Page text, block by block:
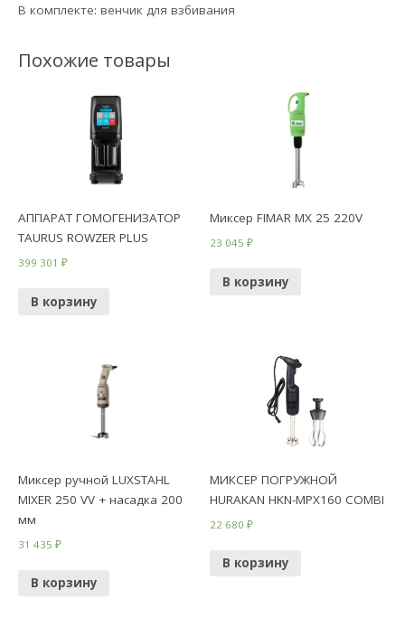
В комплекте: венчик для взбивания
Похожие товары
АППАРАТ ГОМОГЕНИЗАТОР
TAURUS ROWZER PLUS
399 301₽
В корзину
Миксер FIMAR MX 25 220V
23 045₽
В корзину
Миксер ручной LUXSTAHL
MIXER 250 VV + насадка 200
мм
31 435₽
В корзину
МИКСЕР ПОГРУЖНОЙ
HURAKAN HKN-MPX160 COMBI
22 680₽
В корзину